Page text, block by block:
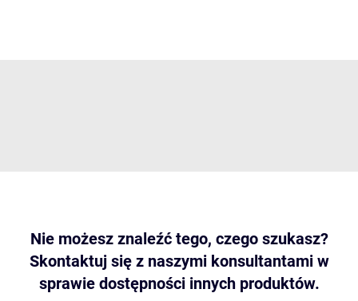
Nie możesz znaleźć tego, czego szukasz?
Skontaktuj się z naszymi konsultantami w
sprawie dostępności innych produktów.